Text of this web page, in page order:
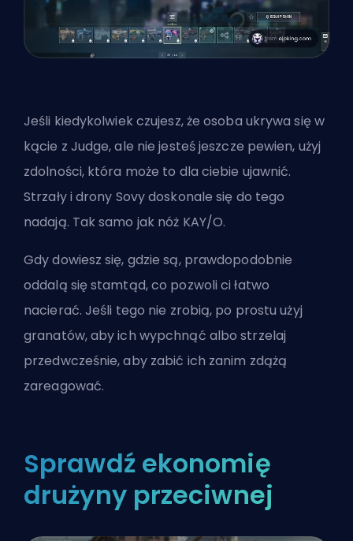
Jeśli kiedykolwiek czujesz, że osoba ukrywa się w
kącie z Judge, ale nie jesteś jeszcze pewien, użyj
zdolności, która może to dla ciebie ujawnić.
Strzały i drony Sovy doskonale się do tego
nadają. Tak samo jak nóż KAY/O.
Gdy dowiesz się, gdzie są, prawdopodobnie
oddalą się stamtąd, co pozwoli ci łatwo
nacierać. Jeśli tego nie zrobią, po prostu użyj
granatów, aby ich wypchnąć albo strzelaj
przedwcześnie, aby zabić ich zanim zdążą
zareagować.
Sprawdź ekonomię
drużyny przeciwnej